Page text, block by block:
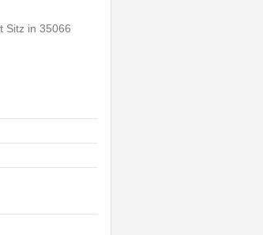
Sitz in 35066